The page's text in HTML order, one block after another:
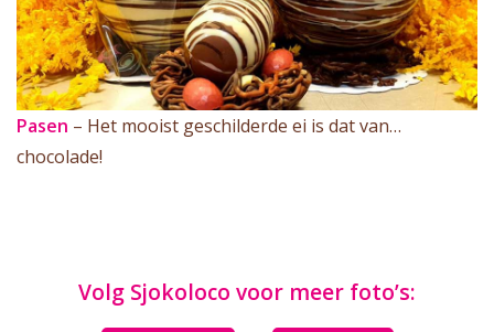
Pasen – Het mooist geschilderde ei is dat van…
chocolade!
Volg Sjokoloco voor meer foto’s: